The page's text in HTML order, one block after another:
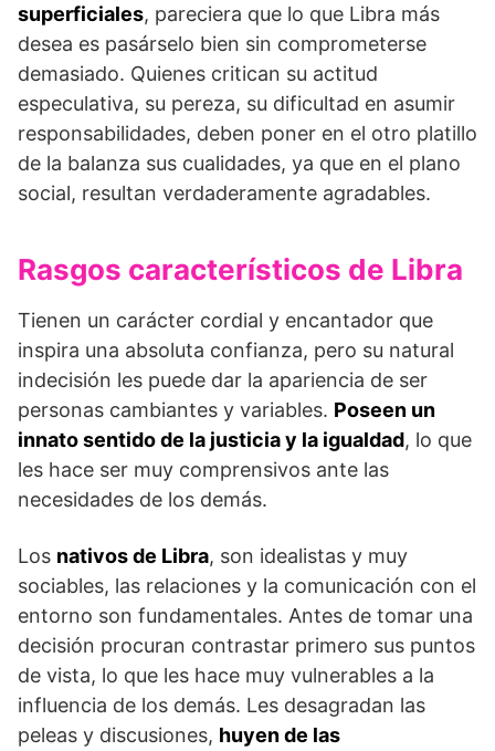
superficiales, pareciera que lo que Libra más
desea es pasárselo bien sin comprometerse
demasiado. Quienes critican su actitud
especulativa, su pereza, su dificultad en asumir
responsabilidades, deben poner en el otro platillo
de la balanza sus cualidades, ya que en el plano
social, resultan verdaderamente agradables.
Rasgos característicos de Libra
Tienen un carácter cordial y encantador que
inspira una absoluta confianza, pero su natural
indecisión les puede dar la apariencia de ser
personas cambiantes y variables. Poseen un
innato sentido de la justicia y la igualdad, lo que
les hace ser muy comprensivos ante las
necesidades de los demás.
Los nativos de Libra, son idealistas y muy
sociables, las relaciones y la comunicación con el
entorno son fundamentales. Antes de tomar una
decisión procuran contrastar primero sus puntos
de vista, lo que les hace muy vulnerables a la
influencia de los demás. Les desagradan las
peleas y discusiones, huyen de las